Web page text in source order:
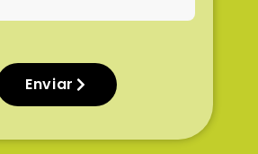
Enviar